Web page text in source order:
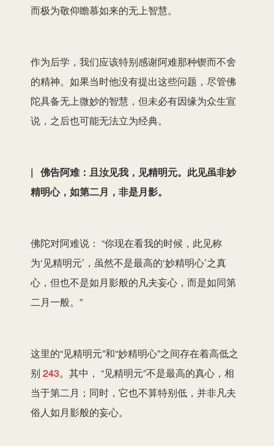
而极为敬仰瞻慕如来的无上智慧。
作为后学，我们应该特别感谢阿难那种锲而不舍
的精神。如果当时他没有提出这些问题，尽管佛
陀具备无上微妙的智慧，但未必有因缘为众生宣
说，之后也可能无法立为经典。
| 佛告阿难：且汝见我，见精明元。此见虽非妙
精明心，如第二月，非是月影。
佛陀对阿难说： “你现在看我的时候，此见称
为‘见精明元’，虽然不是最高的‘妙精明心’之真
心，但也不是如月影般的凡夫妄心，而是如同第
二月一般。”
这里的“见精明元”和“妙精明心”之间存在着高低之
别 243。其中， “见精明元”不是最高的真心，相
当于第二月；同时，它也不算特别低，并非凡夫
俗人如月影般的妄心。